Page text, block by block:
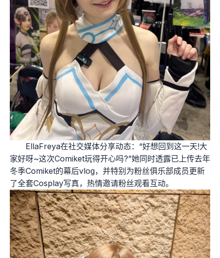
EllaFreya在社交媒体分享动态：“好想回到这一天!大
家好呀~这次Comiket玩得开心吗?”她同时透露已上传去年
冬季Comiket的幕后vlog，并特别为粉丝俱乐部成员更新
了全套Cosplay写真，热情邀请粉丝观看互动。